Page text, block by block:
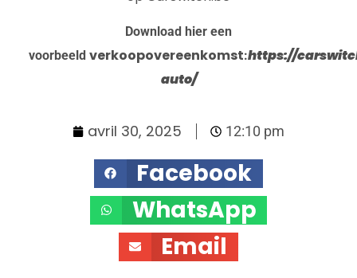
Download hier een
voorbeeld verkoopovereenkomst:https://
auto/
avril 30, 2025 12:10 pm
Facebook
WhatsApp
Email